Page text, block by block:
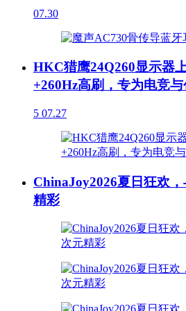
07.30
HKC猎鹰24Q260显示器
+260Hz高刷，专为电竞
5 07.27
ChinaJoy2026夏日狂欢
精彩